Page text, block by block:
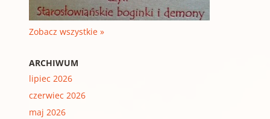
Zobacz wszystkie »
ARCHIWUM
lipiec 2026
czerwiec 2026
maj 2026